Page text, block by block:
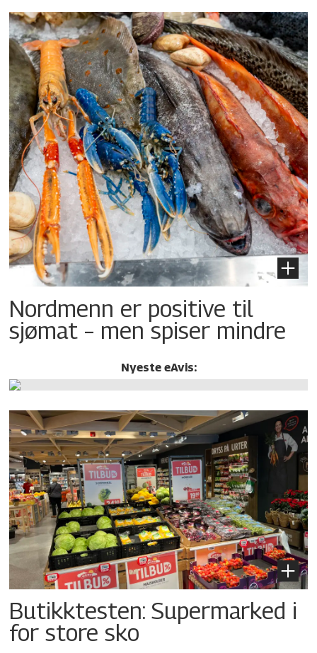
Nordmenn er positive til
sjømat – men spiser mindre
Nyeste eAvis:
Butikktesten: Supermarked i
for store sko